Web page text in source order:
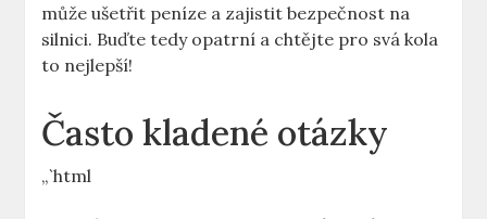
může ušetřit peníze a zajistit bezpečnost na
silnici. Buďte tedy opatrní a chtějte pro svá kola
to nejlepší!
Často kladené otázky
„`html